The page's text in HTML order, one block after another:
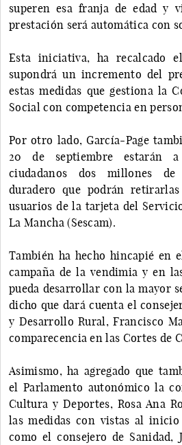
superen esa franja de edad y
prestación será automática con
Esta iniciativa, ha recalcado
supondrá un incremento del
estas medidas que gestiona la
Social con competencia en
Por otro lado, García-Page
20 de septiembre estarán
ciudadanos dos millones
duradero que podrán
usuarios de la tarjeta del
La Mancha (Sescam).
También ha hecho hincapié en
campaña de la vendimia y en
pueda desarrollar con la mayor
dicho que dará cuenta el
y Desarrollo Rural, Francisco
comparecencia en las Cortes de
Asimismo, ha agregado que
el Parlamento autonómico la
Cultura y Deportes, Rosa Ana
las medidas con vistas al
como el consejero de Sanidad,